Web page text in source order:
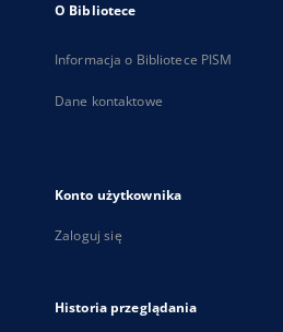
O Bibliotece
Informacja o Bibliotece PISM
Dane kontaktowe
Konto użytkownika
Zaloguj się
Historia przeglądania